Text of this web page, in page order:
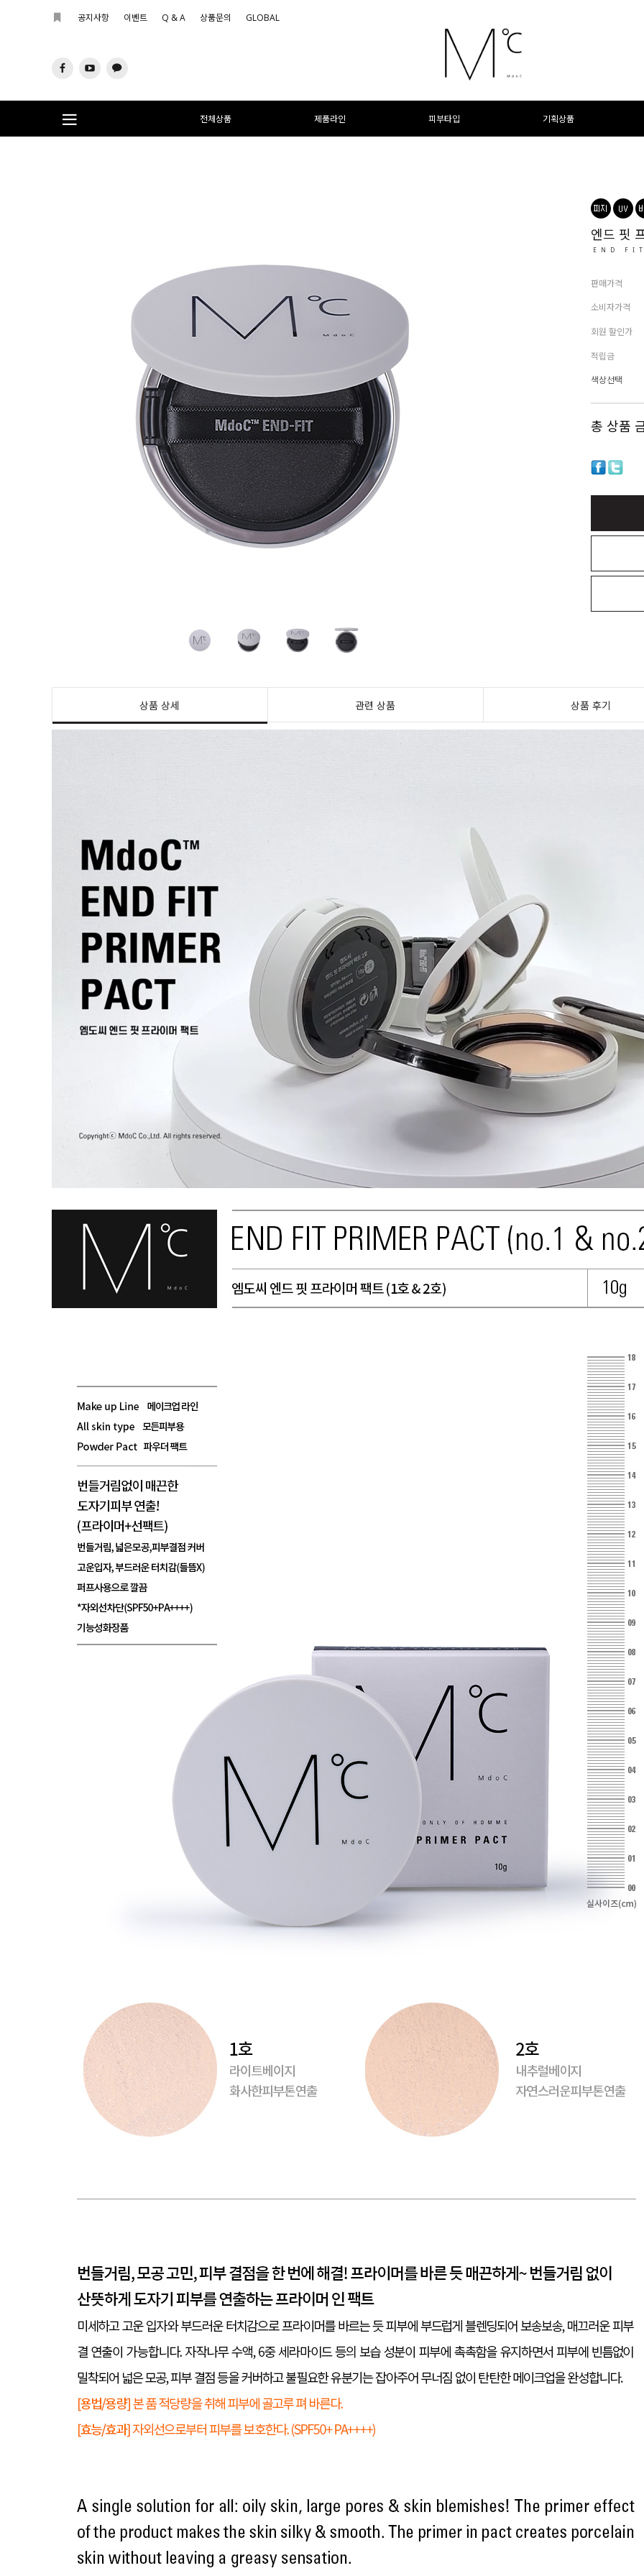
공지사항 이벤트 Q & A 상품문의 GLOBAL
전체상품 제품라인 피부타입 기획상품
엔드 핏
END
판매가격
소비자가격
회원 할인가
적립금
색상선택
총 상품
상품 상세 관련 상품 상품 후기